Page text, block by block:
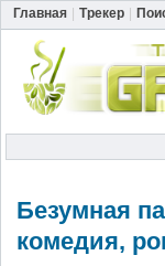
Главная Трекер
Безумная
комедия,